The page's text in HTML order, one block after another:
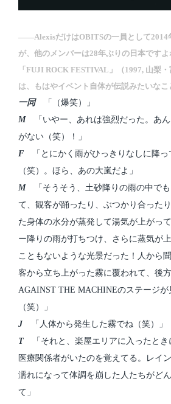
――AlexisだけはOBITSの一員として2014
が、他のメンバーは28年ぶりの日本です
「FUJI ROCK FESTIVAL」（1997, 山梨・
は、もはやイベント自体が伝説みたいな
一同「（爆笑）」
M「いやー、あれは強烈だった。あん
がない（笑）！」
F 「とにかく雨がひっきりなしに降っ
（笑）。ほら、あの大嵐だよ」
M「そうそう、土砂降りの雨の中でも
て、観客が踊ったり、ぶつかり合った
た身体の水分が蒸発して湯気が上がっ
ー降りの雨が打ちつけ、さらに蒸気が
こともないような光景だった！人から
客から立ち上がった霧に覆われて、後
AGAINST THE MACHINEのステージ
（笑）」
J「人体から発生した霧でね（笑）」
T 「それと、楽屋エリアに入ったとき
医療関係者がいたのを覚えてる。レイ
濡れになって体調を崩した人たちがど
て」